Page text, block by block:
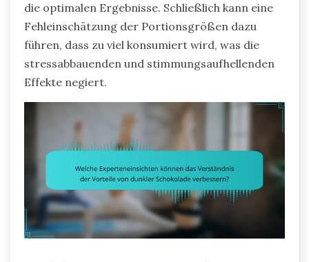
die optimalen Ergebnisse. Schließlich kann eine
Fehleinschätzung der Portionsgrößen dazu
führen, dass zu viel konsumiert wird, was die
stressabbauenden und stimmungsaufhellenden
Effekte negiert.